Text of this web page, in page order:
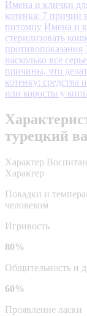
Имена и клички
котенка: 7
питомцу Имена и
стерилизовать
противопоказания
насколько все
причины, что
котенку: средства
или коросты у
турецкий
Характер
Характер
Повадки и
человеком
Игривость
80%
Общительность и
60%
Проявление ласки